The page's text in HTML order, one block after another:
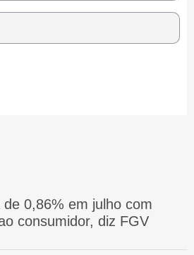
0,86% em julho com
consumidor, diz FGV